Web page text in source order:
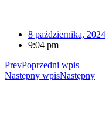
8 października, 2024
9:04 pm
PrevPoprzedni wpis
Następny wpisNastępny